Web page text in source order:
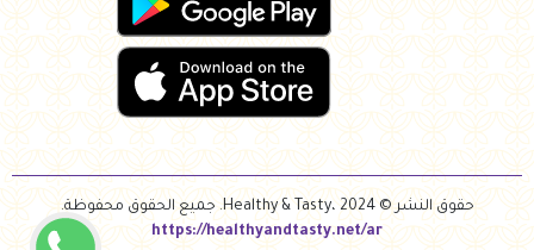
حقوق النشر © Healthy & Tasty، 2024. جميع الحقوق محفوظة.
https://healthyandtasty.net/ar